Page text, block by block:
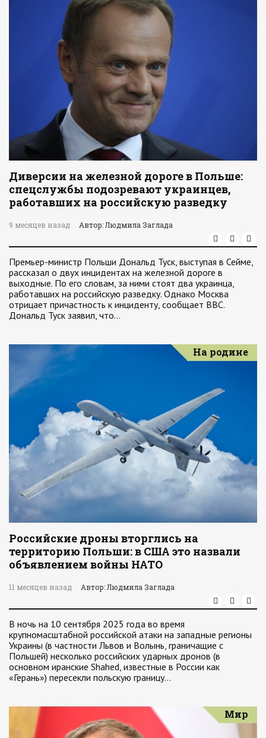
Диверсии на железной дороге в Польше:
спецслужбы подозревают украинцев,
работавших на российскую разведку
9 месяцев назад Автор: Людмила Заглада
Премьер-министр Польши Дональд Туск, выступая в Сейме,
рассказал о двух инцидентах на железной дороге в
выходные. По его словам, за ними стоят два украинца,
работавших на российскую разведку. Однако Москва
отрицает причастность к инциденту, сообщает ВВС.
Дональд Туск заявил, что…
На родине
Российские дроны вторглись на
территорию Польши: в США это назвали
объявлением войны НАТО
11 месяцев назад Автор: Людмила Заглада
В ночь на 10 сентября 2025 года во время
крупномасштабной российской атаки на западные регионы
Украины (в частности Львов и Волынь, граничащие с
Польшей) несколько российских ударных дронов (в
основном иранские Shahed, известные в России как
«Герань») пересекли польскую границу…
Мир